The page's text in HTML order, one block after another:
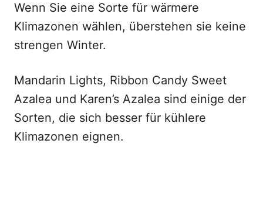
Wenn Sie eine Sorte für wärmere
Klimazonen wählen, überstehen sie keine
strengen Winter.
Mandarin Lights, Ribbon Candy Sweet
Azalea und Karen’s Azalea sind einige der
Sorten, die sich besser für kühlere
Klimazonen eignen.